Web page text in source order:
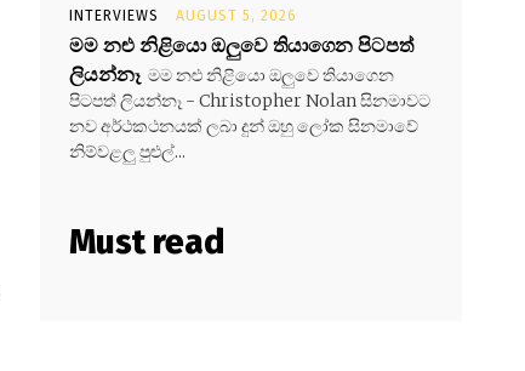
INTERVIEWS AUGUST 5, 2026
මම නළු නිළියො ඔලුවෙ තියාගෙන පිටපත්
ලියන්නෑ මම නළු නිළියො ඔලුවෙ තියාගෙන
පිටපත් ලියන්නෑ - Christopher Nolan සිනමාවට
නව අර්ථකථනයක් ලබා දුන් ඔහු ලෝක සිනමාවේ
නිම්වළලු පුළුල්...
Must read